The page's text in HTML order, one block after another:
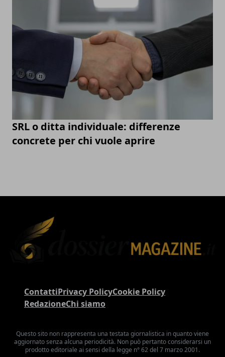
SRL o ditta individuale: differenze
concrete per chi vuole aprire
ContattiPrivacy PolicyCookie Policy
RedazioneChi siamo
Questo sito non rappresenta una testata giornalistica in quanto viene
aggiornato senza alcuna periodicità. Non può pertanto considerarsi un
prodotto editoriale ai sensi della legge n° 62 del 7 marzo 2001.